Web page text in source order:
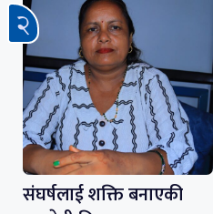
संघर्षलाई शक्ति बनाएकी